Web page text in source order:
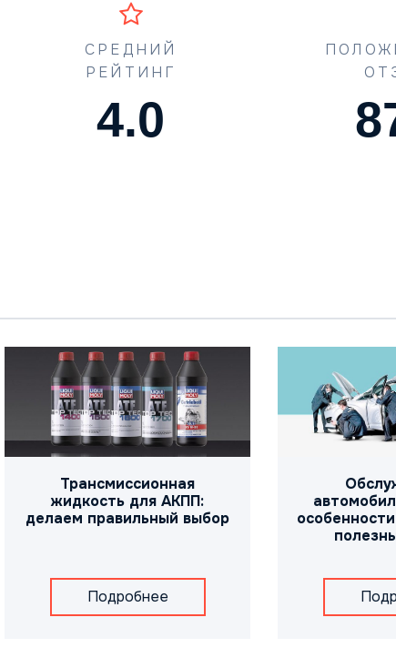
СРЕДНИЙ
РЕЙТИНГ
4.5
Трансмиссионная
жидкость для АКПП:
делаем правильный выбор
Подробнее